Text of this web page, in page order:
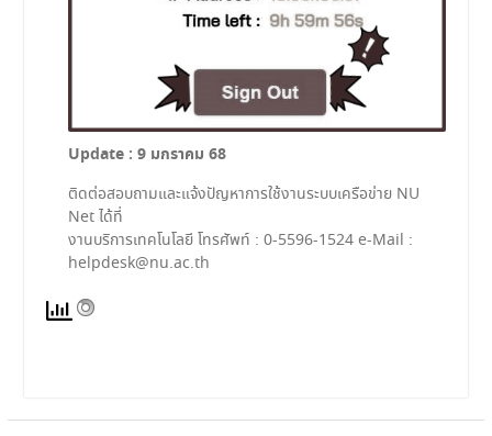
Update : 9 มกราคม 68
ติดต่อสอบถามและแจ้งปัญหาการใช้งานระบบเครือข่าย NU
Net ได้ที่
งานบริการเทคโนโลยี โทรศัพท์ : 0-5596-1524 e-Mail :
helpdesk@nu.ac.th